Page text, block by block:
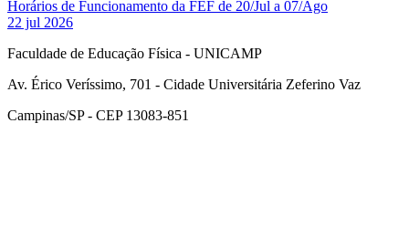
Horários de Funcionamento da FEF de 20/Jul a 07/Ago
22 jul 2026
Faculdade de Educação Física - UNICAMP
Av. Érico Veríssimo, 701 - Cidade Universitária Zeferino Vaz
Campinas/SP - CEP 13083-851